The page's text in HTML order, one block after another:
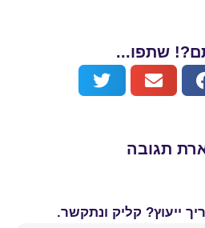
שתפו...
תגובה
ייעוץ? קליק ונתקשר.